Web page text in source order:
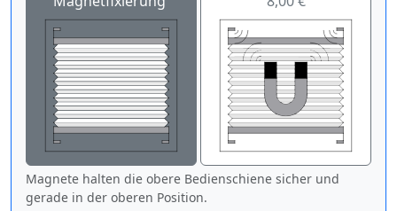
Magnete halten die obere Bedienschiene sicher und
gerade in der oberen Position.